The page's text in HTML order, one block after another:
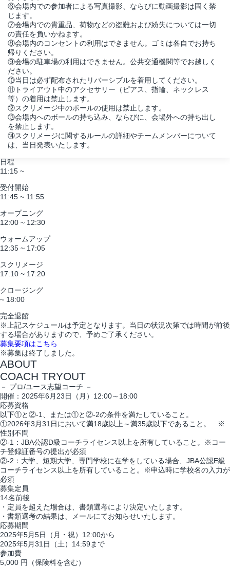
⑥会場内での参加者による写真撮影、ならびに動画撮影は固く禁
じます。
⑦会場内での貴重品、荷物などの盗難および紛失については一切
の責任を負いかねます。
⑧会場内のコンセントの利用はできません。ゴミは各自でお持ち
帰りください。
⑨会場の駐車場の利用はできません。公共交通機関等でお越しく
ださい。
⑩当日は必ず配布されたリバーシブルを着用してください。
⑪トライアウト中のアクセサリー（ピアス、指輪、ネックレス
等）の着用は禁止します。
⑫スクリメージ中のボールの使用は禁止します。
⑬会場内へのボールの持ち込み、ならびに、会場外への持ち出し
を禁止します。
⑭スクリメージに関するルールの詳細やチームメンバーについて
は、当日発表いたします。
日程
11:15 ~
受付開始
11:45 ~ 11:55
オープニング
12:00 ~ 12:30
ウォームアップ
12:35 ~ 17:05
スクリメージ
17:10 ~ 17:20
クロージング
~ 18:00
完全退館
※上記スケジュールは予定となります。当日の状況次第では時間が前後
する場合がありますので、予めご了承ください。
募集要項はこちら
※募集は終了しました。
ABOUT
COACH TRYOUT
－ プロ/ユース志望コーチ －
開催：2025年6月23日（月）12:00～18:00
応募資格
以下①と②-1、または①と②-2の条件を満たしていること。
①2026年3月31日において満18歳以上～満35歳以下であること。 ※
性別不問
②-1：JBA公認D級コーチライセンス以上を所有していること。※コー
チ登録証番号の提出が必須
②-2：大学、短期大学、専門学校に在学をしている場合、JBA公認E級
コーチライセンス以上を所有していること。※申込時に学校名の入力が
必須
募集定員
14名前後
・定員を超えた場合は、書類選考により決定いたします。
・書類選考の結果は、メールにてお知らせいたします。
応募期間
2025年5月5日（月・祝）12:00から
2025年5月31日（土）14:59まで
参加費
5,000 円（保険料を含む）